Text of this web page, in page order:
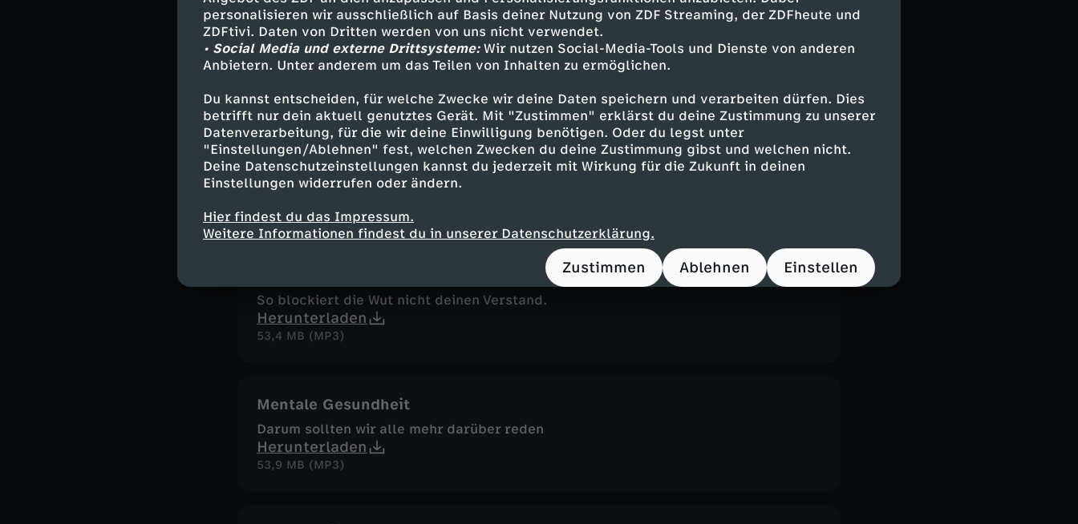
personalisieren wir ausschließlich auf Basis deiner Nutzung von ZDF Streaming, der ZDFheute und
ZDFtivi. Daten von Dritten werden von uns nicht verwendet.
• Social Media und externe Drittsysteme:Wir nutzen Social-Media-Tools und Dienste von anderen
Anbietern. Unter anderem um das Teilen von Inhalten zu ermöglichen.
Du kannst entscheiden, für welche Zwecke wir deine Daten speichern und verarbeiten dürfen. Dies
betrifft nur dein aktuell genutztes Gerät. Mit "Zustimmen" erklärst du deine Zustimmung zu unserer
Datenverarbeitung, für die wir deine Einwilligung benötigen. Oder du legst unter
"Einstellungen/Ablehnen" fest, welchen Zwecken du deine Zustimmung gibst und welchen nicht.
Deine Datenschutzeinstellungen kannst du jederzeit mit Wirkung für die Zukunft in deinen
Einstellungen widerrufen oder ändern.
Hier findest du das Impressum.
Weitere Informationen findest du in unserer Datenschutzerklärung.
Zustimmen Ablehnen Einstellen
Zucker
Warum es sich (leider) lohnt, darauf zu verzichten.
Herunterladen
Schlagfertigkeit
So kannst du sie trainieren!
Herunterladen
So blockiert die Wut nicht deinen Verstand.
Herunterladen
53,4 MB (MP3)
Mentale Gesundheit
Darum sollten wir alle mehr darüber reden
Herunterladen
53,9 MB (MP3)